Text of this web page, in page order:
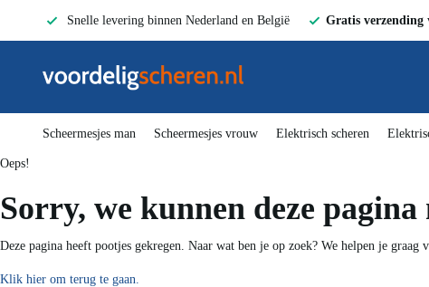
Snelle levering binnen Nederland en België Gratis
Scheermesjes man Scheermesjes vrouw Elektrisch scheren
Oeps!
Sorry, we kunnen deze
Deze pagina heeft pootjes gekregen. Naar wat ben je op zoek? We helpen je
Klik hier om terug te gaan.